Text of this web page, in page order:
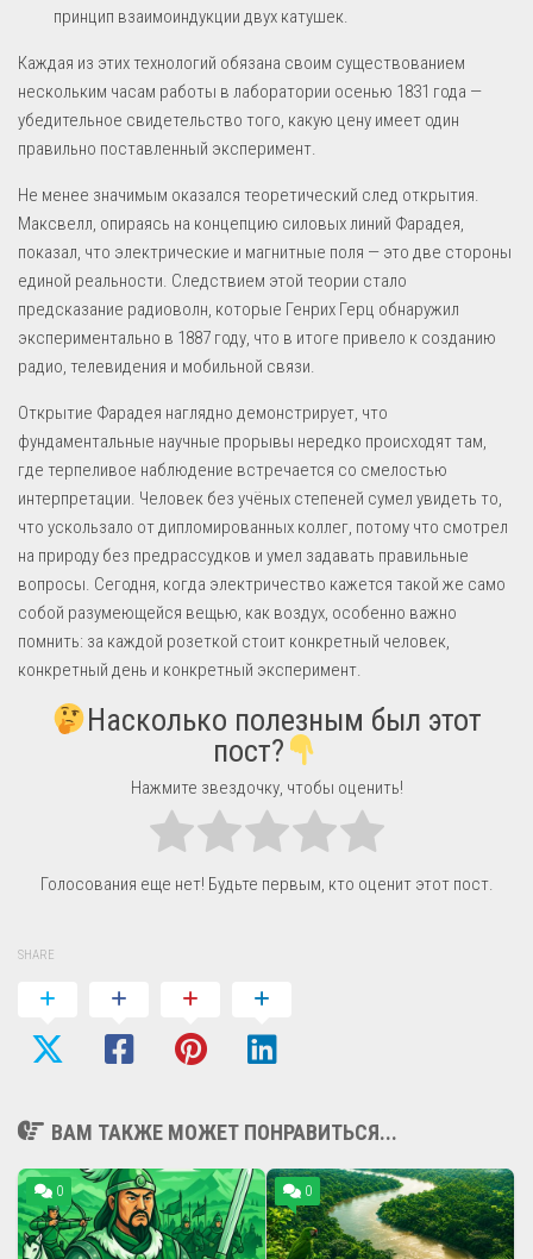
принцип взаимоиндукции двух катушек.
Каждая из этих технологий обязана своим существованием
нескольким часам работы в лаборатории осенью 1831 года —
убедительное свидетельство того, какую цену имеет один
правильно поставленный эксперимент.
Не менее значимым оказался теоретический след открытия.
Максвелл, опираясь на концепцию силовых линий Фарадея,
показал, что электрические и магнитные поля — это две стороны
единой реальности. Следствием этой теории стало
предсказание радиоволн, которые Генрих Герц обнаружил
экспериментально в 1887 году, что в итоге привело к созданию
радио, телевидения и мобильной связи.
Открытие Фарадея наглядно демонстрирует, что
фундаментальные научные прорывы нередко происходят там,
где терпеливое наблюдение встречается со смелостью
интерпретации. Человек без учёных степеней сумел увидеть то,
что ускользало от дипломированных коллег, потому что смотрел
на природу без предрассудков и умел задавать правильные
вопросы. Сегодня, когда электричество кажется такой же само
собой разумеющейся вещью, как воздух, особенно важно
помнить: за каждой розеткой стоит конкретный человек,
конкретный день и конкретный эксперимент.
Насколько полезным был этот
пост?
Нажмите звездочку, чтобы оценить!
Голосования еще нет! Будьте первым, кто оценит этот пост.
SHARE
ВАМ ТАКЖЕ МОЖЕТ ПОНРАВИТЬСЯ...
0 0